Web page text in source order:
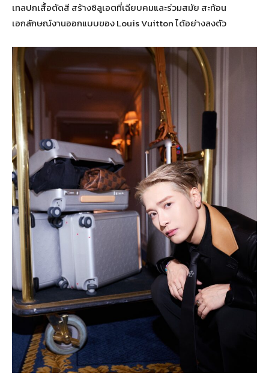
เทลปกเสื้อตัดสี สร้างซิลูเอตที่เฉียบคมและร่วมสมัย สะท้อน
เอกลักษณ์งานออกแบบของ Louis Vuitton ได้อย่างลงตัว